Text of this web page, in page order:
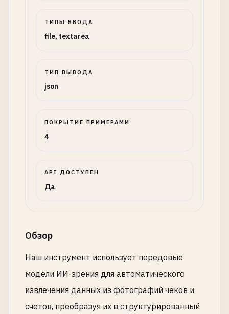
ТИПЫ ВВОДА
file, textarea
ТИП ВЫВОДА
json
ПОКРЫТИЕ ПРИМЕРАМИ
4
API ДОСТУПЕН
Да
Обзор
Наш инструмент использует передовые
модели ИИ-зрения для автоматического
извлечения данных из фотографий чеков и
счетов, преобразуя их в структурированный